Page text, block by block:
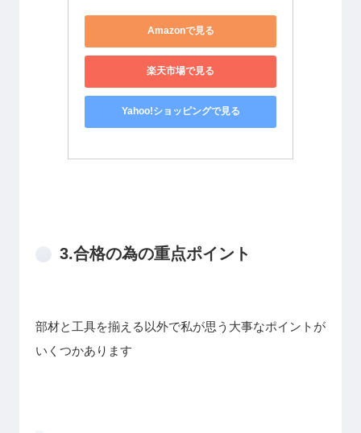
Amazonで見る
楽天市場で見る
Yahoo!ショッピングで見る
3.合格の為の重点ポイント
部材と工具を揃える以外で私が思う大事なポイントが
いくつかあります